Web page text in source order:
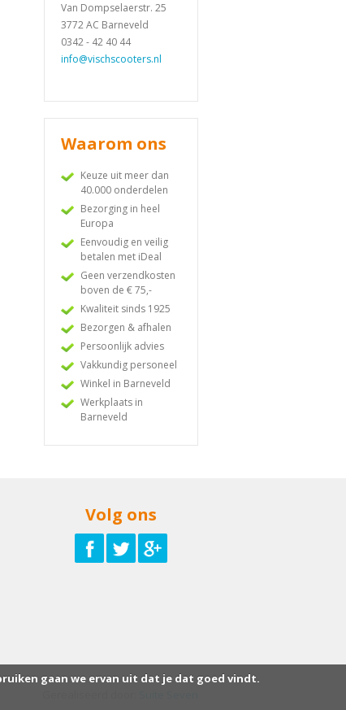
Van Dompselaerstr. 25
3772 AC Barneveld
0342 - 42 40 44
info@vischscooters.nl
Waarom ons
Keuze uit meer dan
40.000 onderdelen
Bezorging in heel
Europa
Eenvoudig en veilig
betalen met iDeal
Geen verzendkosten
boven de € 75,-
Kwaliteit sinds 1925
Bezorgen & afhalen
Persoonlijk advies
Vakkundig personeel
Winkel in Barneveld
Werkplaats in
Barneveld
Volg ons
gaan we ervan uit dat je dat goed vindt.